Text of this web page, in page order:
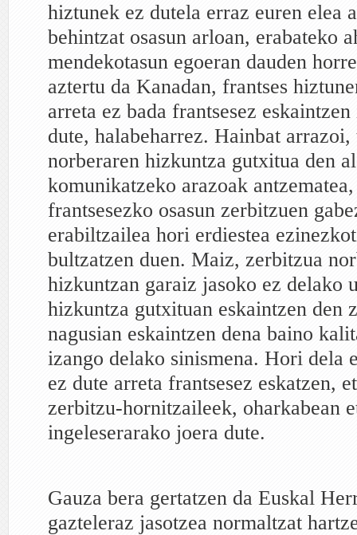
hiztunek ez dutela erraz euren elea
behintzat osasun arloan, erabateko
mendekotasun egoeran dauden
aztertu da Kanadan, frantses
arreta ez bada frantsesez
dute, halabeharrez. Hainbat arrazoi,
norberaren hizkuntza gutxitua den
komunikatzeko arazoak
frantsesezko osasun zerbitzuen
erabiltzailea hori erdiestea
bultzatzen duen. Maiz, zerbitzua
hizkuntzan garaiz jasoko ez delako
hizkuntza gutxituan eskaintzen den
nagusian eskaintzen dena baino
izango delako sinismena. Hori dela
ez dute arreta frantsesez eskatzen,
zerbitzu-hornitzaileek, oharkabean
ingeleserarako joera dute.
Gauza bera gertatzen da Euskal
gazteleraz jasotzea normaltzat